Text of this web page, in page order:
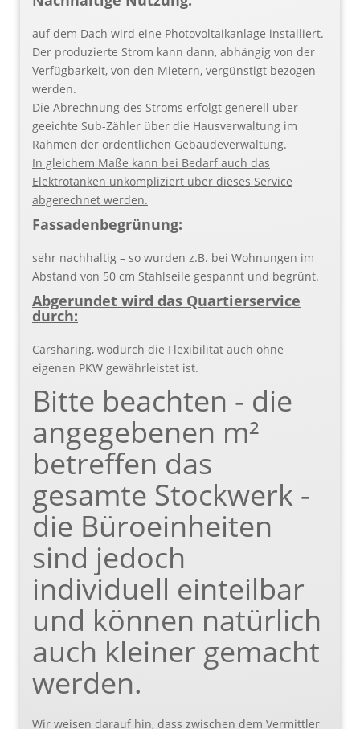
auf dem Dach wird eine Photovoltaikanlage installiert.
Der produzierte Strom kann dann, abhängig von der
Verfügbarkeit, von den Mietern, vergünstigt bezogen
werden.
Die Abrechnung des Stroms erfolgt generell über
geeichte Sub-Zähler über die Hausverwaltung im
Rahmen der ordentlichen Gebäudeverwaltung.
In gleichem Maße kann bei Bedarf auch das
Elektrotanken unkompliziert über dieses Service
abgerechnet werden.
Fassadenbegrünung:
sehr nachhaltig – so wurden z.B. bei Wohnungen im
Abstand von 50 cm Stahlseile gespannt und begrünt.
Abgerundet wird das Quartierservice
durch:
Carsharing, wodurch die Flexibilität auch ohne
eigenen PKW gewährleistet ist.
Bitte beachten - die
angegebenen m²
betreffen das
gesamte Stockwerk -
die Büroeinheiten
sind jedoch
individuell einteilbar
und können natürlich
auch kleiner gemacht
werden.
Wir weisen darauf hin, dass zwischen dem Vermittler